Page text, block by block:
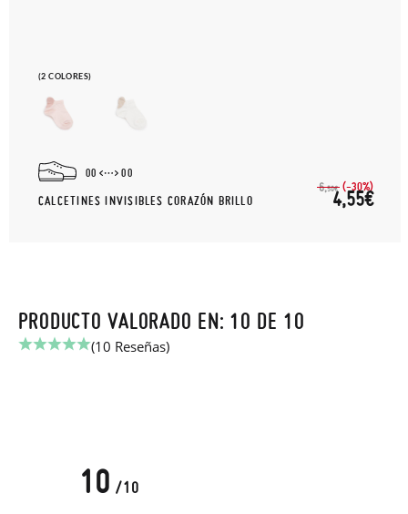
(2 COLORES)
00 00
CALCETINES INVISIBLES CORAZÓN BRILLO
6,50€ (-30%)
4,55€
PRODUCTO VALORADO EN: 10 DE 10
(10 Reseñas)
10 /10